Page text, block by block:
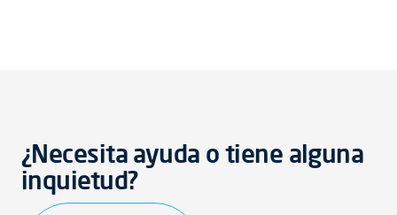
¿Necesita ayuda o tiene alguna
inquietud?